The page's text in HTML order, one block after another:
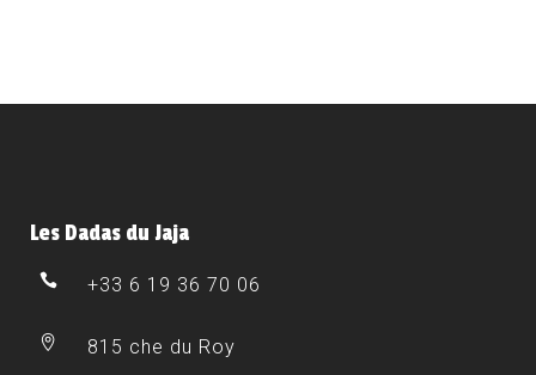
Les Dadas du Jaja
+33 6 19 36 70 06
815 che du Roy